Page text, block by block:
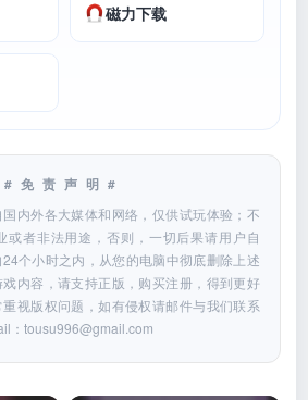
磁力下载
#免责声明#
内外各大媒体和网络，仅供试玩体验；不
或者非法用途，否则，一切后果请用户自
个小时之内，从您的电脑中彻底删除上述
内容，请支持正版，购买注册，得到更好
视版权问题，如有侵权请邮件与我们联系
：tousu996@gmail.com